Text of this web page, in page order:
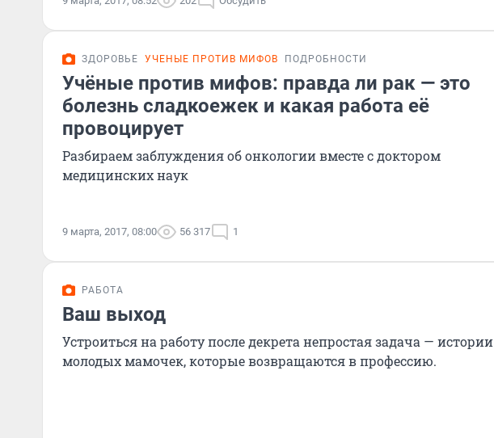
ЗДОРОВЬЕ УЧЕНЫЕ ПРОТИВ МИФОВ ПОДРОБНОСТИ
Учёные против мифов: правда ли рак — это
болезнь сладкоежек и какая работа её
провоцирует
Разбираем заблуждения об онкологии вместе с доктором
медицинских наук
9 марта, 2017, 08:00 56 317 1
РАБОТА
Ваш выход
Устроиться на работу после декрета непростая задача — истории
молодых мамочек, которые возвращаются в профессию.